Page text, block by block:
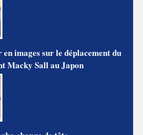
images sur le déplacement du
Macky Sall au Japon